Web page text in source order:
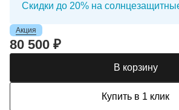
Скидки до 20% на
Акция
80 500 ₽
В корзину
Купить в 1 клик